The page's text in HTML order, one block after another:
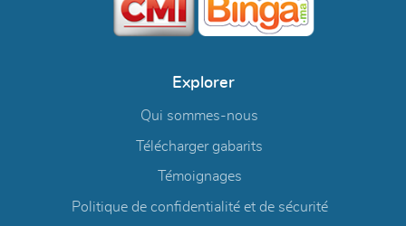
Explorer
Qui sommes-nous
Télécharger gabarits
Témoignages
Politique de confidentialité et de sécurité